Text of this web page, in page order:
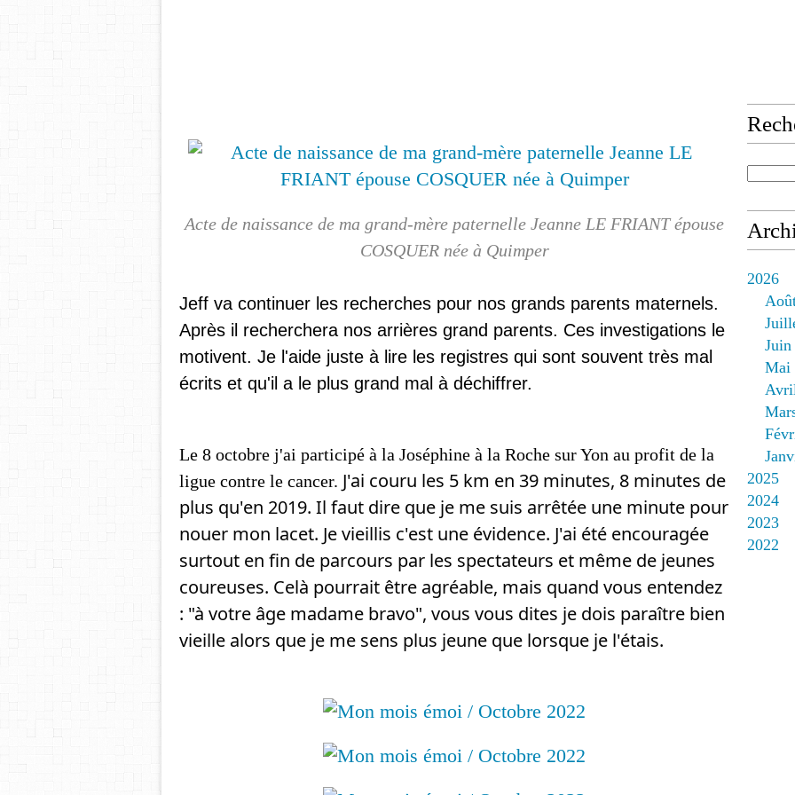
Acte de naissance de ma grand-mère paternelle Jeanne LE FRIANT épouse
COSQUER née à Quimper
Jeff va continuer les recherches pour nos grands parents maternels.
Après il recherchera nos arrières grand parents. Ces investigations le
motivent. Je l'aide juste à lire les registres qui sont souvent très mal
écrits et qu'il a le plus grand mal à déchiffrer.
Le 8 octobre j'ai participé à la Joséphine à la Roche sur Yon au profit de la
ligue contre le cancer. J'ai couru les 5 km en 39 minutes, 8 minutes de
plus qu'en 2019. Il faut dire que je me suis arrêtée une minute pour
nouer mon lacet. Je vieillis c'est une évidence. J'ai été encouragée
surtout en fin de parcours par les spectateurs et même de jeunes
coureuses. Celà pourrait être agréable, mais quand vous entendez
: "à votre âge madame bravo", vous vous dites je dois paraître bien
vieille alors que je me sens plus jeune que lorsque je l'étais.
2026
Juin
Mai
2025
2024
2023
2022